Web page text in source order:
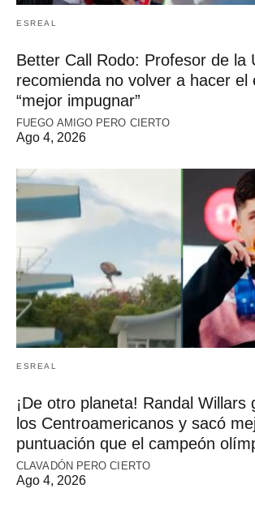
ESREAL
Better Call Rodo: Profesor de la
recomienda no volver a hacer el
“mejor impugnar”
FUEGO AMIGO PERO CIERTO
Ago 4, 2026
ESREAL
¡De otro planeta! Randal Willars
los Centroamericanos y sacó
puntuación que el campeón
CLAVADÓN PERO CIERTO
Ago 4, 2026